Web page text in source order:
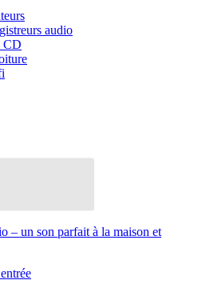
audio
CD
– un son parfait à la maison et